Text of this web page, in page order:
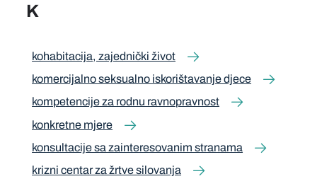
K
kohabitacija, zajednički život
komercijalno seksualno iskorištavanje djece
kompetencije za rodnu ravnopravnost
konkretne mjere
konsultacije sa zainteresovanim stranama
krizni centar za žrtve silovanja